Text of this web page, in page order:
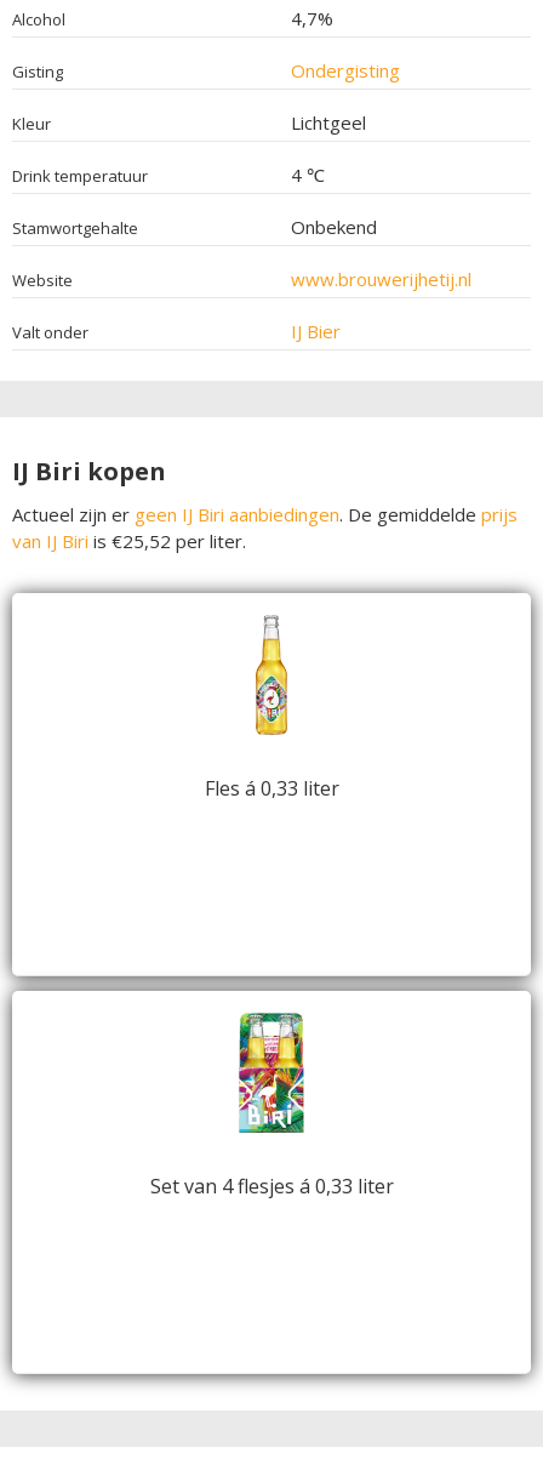
Alcohol 4,7%
Gisting Ondergisting
Kleur Lichtgeel
Drink temperatuur 4 ℃
Stamwortgehalte Onbekend
Website www.brouwerijhetij.nl
Valt onder IJ Bier
IJ Biri kopen
Actueel zijn er geen IJ Biri aanbiedingen. De gemiddelde prijs
van IJ Biri is €25,52 per liter.
Fles á 0,33 liter
Set van 4 flesjes á 0,33 liter